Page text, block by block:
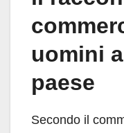
uomini
paese
Secondo il